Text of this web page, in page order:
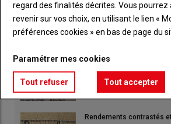
Face à la crise
réclame un plan
30 juillet 2026
30 juillet 2026
Rendements contrastés
regard des finalités décrites. Vous
revenir sur vos choix, en utilisant le lien «
préférences cookies » en bas de page du
Paramétrer mes cookies
Tout refuser Tout accepter